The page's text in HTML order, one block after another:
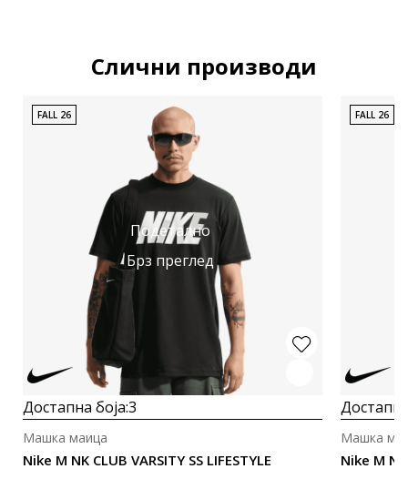
Слични производи
Подетално
Брз преглед
FALL 26
Достапна боја:3
Nike M NK CLUB VARSITY SS LIFESTYLE
Машка маица
FALL 26
Nike M
Машка